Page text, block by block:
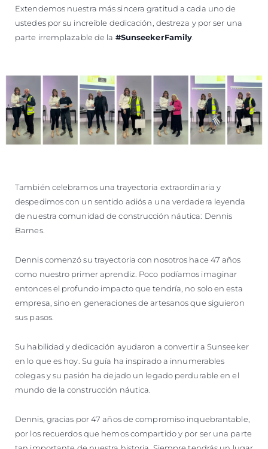
Extendemos nuestra más sincera gratitud a cada uno de
ustedes por su increíble dedicación, destreza y por ser una
parte irremplazable de la #SunseekerFamily
También celebramos una trayectoria extraordinaria y
despedimos con un sentido adiós a una verdadera leyenda
de nuestra comunidad de construcción náutica: Dennis
Barnes.
Dennis comenzó su trayectoria con nosotros hace 47 años
como nuestro primer aprendiz. Poco podíamos imaginar
entonces el profundo impacto que tendría, no solo en esta
empresa, sino en generaciones de artesanos que siguieron
sus pasos.
Su habilidad y dedicación ayudaron a convertir a Sunseeker
en lo que es hoy. Su guía ha inspirado a innumerables
colegas y su pasión ha dejado un legado perdurable en el
mundo de la construcción náutica.
Dennis, gracias por 47 años de compromiso inquebrantable,
por los recuerdos que hemos compartido y por ser una parte